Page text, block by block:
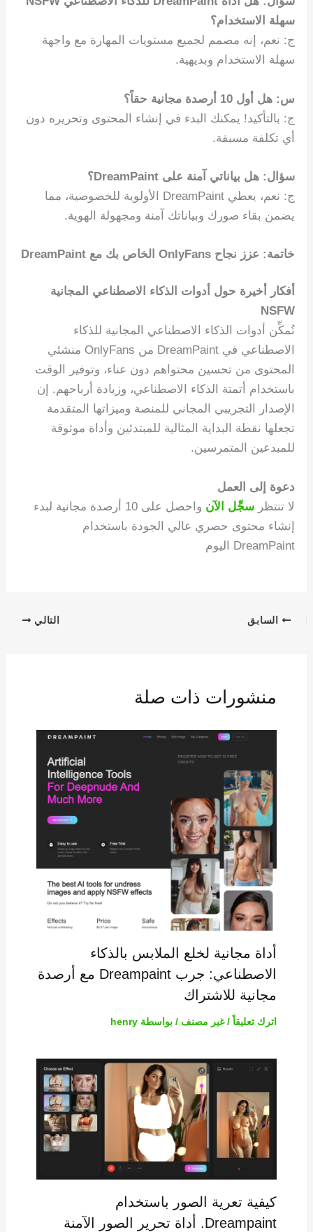
سهلة الاستخدام؟
ج: نعم، إنه مصمم لجميع مستويات المهارة مع واجهة
سهلة الاستخدام وبديهية.
س: هل أول 10 أرصدة مجانية حقاً؟
ج: بالتأكيد! يمكنك البدء في إنشاء المحتوى وتحريره دون
أي تكلفة مسبقة.
سؤال: هل بياناتي آمنة على DreamPaint؟
ج: نعم، يعطي DreamPaint الأولوية للخصوصية، مما
يضمن بقاء صورك وبياناتك آمنة ومجهولة الهوية.
خاتمة: عزز نجاح OnlyFans الخاص بك مع DreamPaint
أفكار أخيرة حول أدوات الذكاء الاصطناعي المجانية
NSFW
تُمكِّن أدوات الذكاء الاصطناعي المجانية للذكاء
الاصطناعي في DreamPaint من OnlyFans منشئي
المحتوى من تحسين محتواهم دون عناء، وتوفير الوقت
باستخدام أتمتة الذكاء الاصطناعي، وزيادة أرباحهم. إن
الإصدار التجريبي المجاني للمنصة وميزاتها المتقدمة
تجعلها نقطة البداية المثالية للمبتدئين وأداة موثوقة
للمبدعين المتمرسين.
دعوة إلى العمل
لا تنتظرسجِّل الآن
واحصل على 10 أرصدة مجانية لبدء
إنشاء محتوى حصري عالي الجودة باستخدام
DreamPaint اليوم
السابق التالي
منشورات ذات صلة
أداة مجانية لخلع الملابس بالذكاء
الاصطناعي: جرب Dreampaint مع أرصدة
مجانية للاشتراك
اترك تعليقاً /غير مصنف / بواسطة henry
كيفية تعرية الصور باستخدام
Dreampaint. أداة تحرير الصور الآمنة